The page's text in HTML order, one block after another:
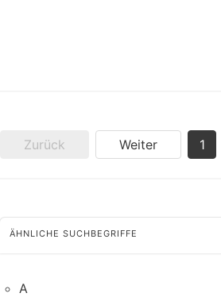
Zurück Weiter 1
ÄHNLICHE SUCHBEGRIFFE
A